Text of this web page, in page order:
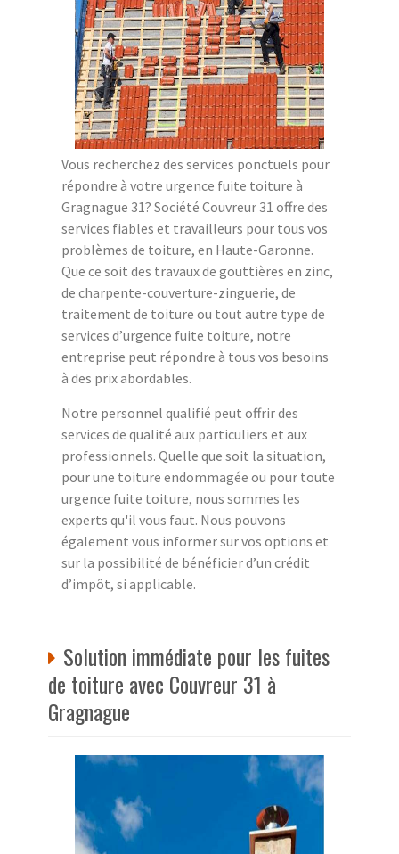
Vous recherchez des services ponctuels pour
répondre à votre urgence fuite toiture à
Gragnague 31? Société Couvreur 31 offre des
services fiables et travailleurs pour tous vos
problèmes de toiture, en Haute-Garonne.
Que ce soit des travaux de gouttières en zinc,
de charpente-couverture-zinguerie, de
traitement de toiture ou tout autre type de
services d’urgence fuite toiture, notre
entreprise peut répondre à tous vos besoins
à des prix abordables.
Notre personnel qualifié peut offrir des
services de qualité aux particuliers et aux
professionnels. Quelle que soit la situation,
pour une toiture endommagée ou pour toute
urgence fuite toiture, nous sommes les
experts qu'il vous faut. Nous pouvons
également vous informer sur vos options et
sur la possibilité de bénéficier d’un crédit
d’impôt, si applicable.
Solution immédiate pour les fuites
de toiture avec Couvreur 31 à
Gragnague